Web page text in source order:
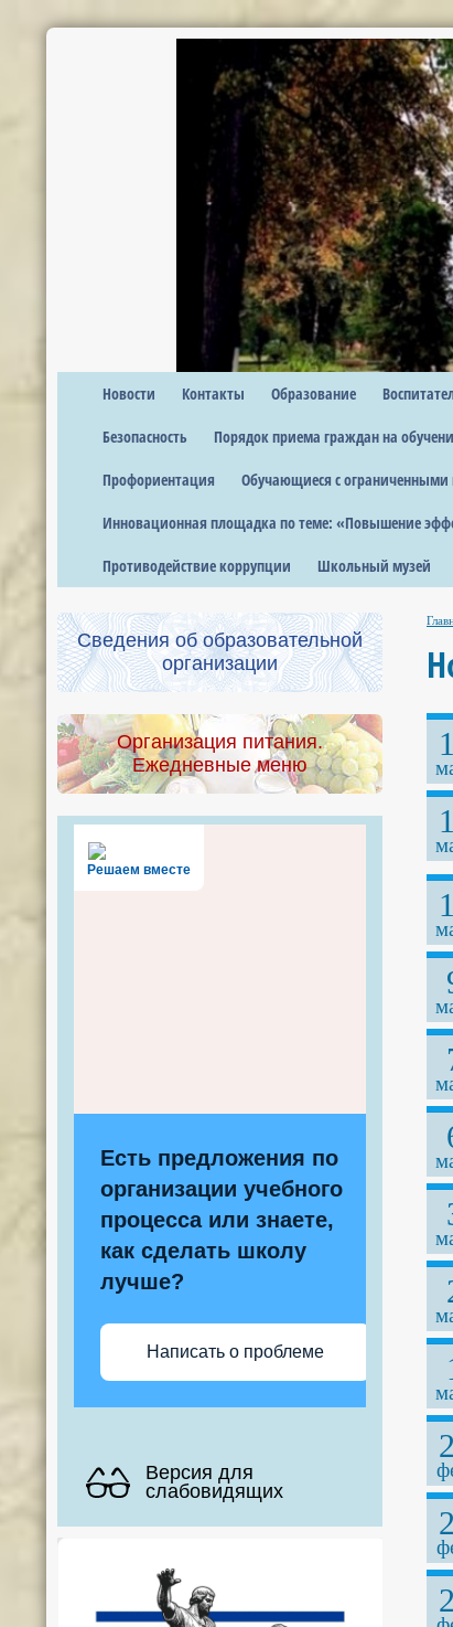
Новости Контакты Образование
Безопасность Порядок приема граждан на
Профориентация Обучающиеся с
Инновационная площадка по теме: «Повышение
Противодействие коррупции Школьный музей
Сведения об образовательной
организации
Организация питания.
Ежедневные меню
Решаем вместе
Есть предложения по
организации учебного
процесса или знаете,
как сделать школу
лучше?
Написать о проблеме
Версия для
слабовидящих